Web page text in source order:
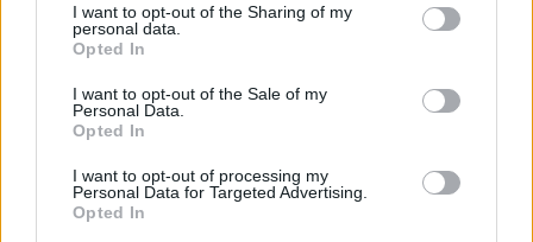
not limited to your visit or usage behaviour. You may click to
grant or deny consent to Google and its third-party tags to
use your data for below specified purposes in below Google
consent section.
I want to opt-out of the Sharing of my
personal data.
Opted In
I want to opt-out of the Sale of my
Personal Data.
Opted In
I want to opt-out of processing my
Personal Data for Targeted Advertising.
Opted In
Jutro, ki ga Koroška ne bo nikoli
pozabila: Tri leta od uničujoče
Poziv k racionalni uporabi pitne
vode v MO Slovenj Gradec in
Več iz kategorije Obvestila